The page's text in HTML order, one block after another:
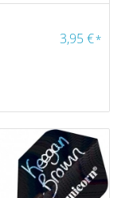
3,95€*